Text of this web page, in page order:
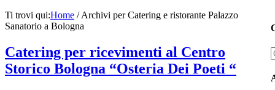
Ti trovi qui:Home /Archivi per Catering e ristorante Palazzo
Sanatorio a Bologna
Catering per ricevimenti al Centro
Storico Bologna “Osteria Dei Poeti “